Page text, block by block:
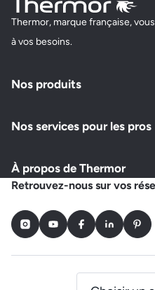
Thermor, marque française,
à vos besoins.
Nos produits
Nos services pour les pros
À propos de Thermor
Retrouvez-nous sur vos
InstagramYoutubeFacebookLinkedIn